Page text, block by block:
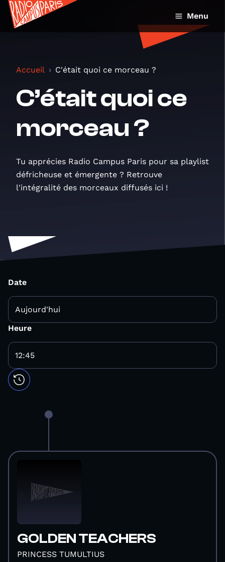
Menu
Accueil C'était quoi ce morceau ?
C’était quoi ce
morceau ?
Tu apprécies Radio Campus Paris pour sa playlist
défricheuse et émergente ? Retrouve
l'intégralité des morceaux diffusés ici !
Date
Heure
GOLDEN TEACHERS
PRINCESS TUMULTIUS